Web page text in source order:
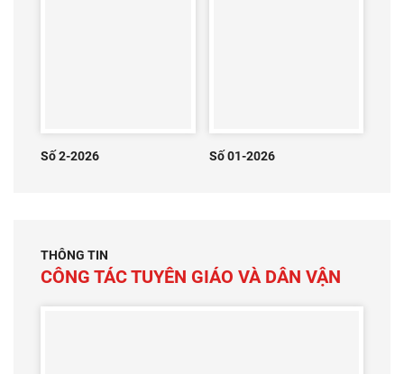
Số 2-2026 Số 01-2026
THÔNG TIN
CÔNG TÁC TUYÊN GIÁO VÀ DÂN VẬN